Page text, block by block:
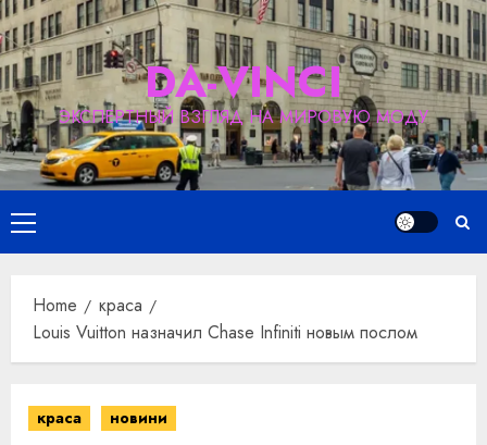
Skip
to
content
DA-VINCI
ЭКСПЕРТНЫЙ ВЗГЛЯД НА МИРОВУЮ МОДУ
Primary
Menu
Home
краса
Louis Vuitton назначил Chase Infiniti новым послом
краса новини